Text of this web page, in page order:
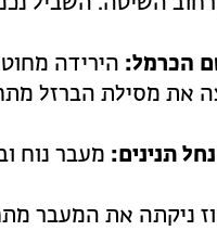
הכרמל: הירידה
את מסילת הברזל מתחת
תנינים: מעבר נוח
ניקתה את המעבר